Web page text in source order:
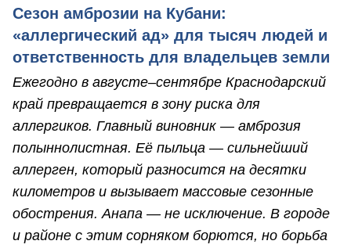
Сезон амброзии на Кубани:
«аллергический ад» для тысяч людей и
ответственность для владельцев земли
Ежегодно в августе–сентябре Краснодарский
край превращается в зону риска для
аллергиков. Главный виновник — амброзия
полыннолистная. Её пыльца — сильнейший
аллерген, который разносится на десятки
километров и вызывает массовые сезонные
обострения. Анапа — не исключение. В городе
и районе с этим сорняком борются, но борьба